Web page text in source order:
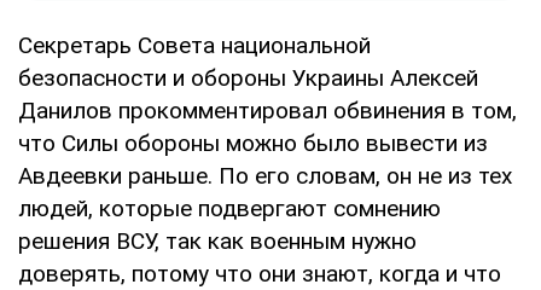
Секретарь Совета национальной
безопасности и обороны Украины Алексей
Данилов прокомментировал обвинения в том,
что Силы обороны можно было вывести из
Авдеевки раньше. По его словам, он не из тех
людей, которые подвергают сомнению
решения ВСУ, так как военным нужно
доверять, потому что они знают, когда и что